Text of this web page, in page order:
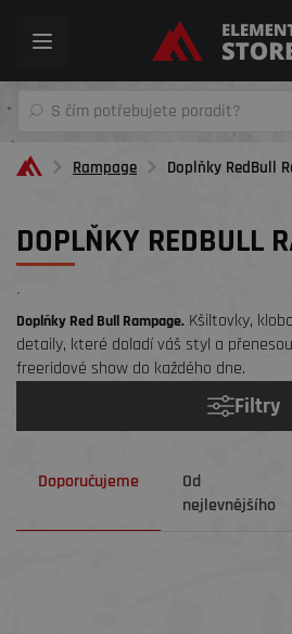
Toggle
Rampage Doplňky RedBull
DOPLŇKY REDBULL
´
Doplňky Red Bull Rampage. Kšiltovky,
detaily, které doladí váš styl a
freeridové show do každého dne.
Filtry
Doporučujeme
Od
nejlevnějšího